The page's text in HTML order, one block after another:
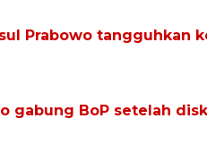
Prabowo tangguhkan
gabung BoP setelah